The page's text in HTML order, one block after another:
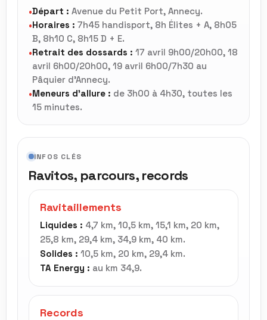
•Départ : Avenue du Petit Port, Annecy.
•Horaires : 7h45 handisport, 8h Élites + A, 8h05
B, 8h10 C, 8h15 D + E.
•Retrait des dossards : 17 avril 9h00/20h00, 18
avril 6h00/20h00, 19 avril 6h00/7h30 au
Pâquier d’Annecy.
•Meneurs d’allure : de 3h00 à 4h30, toutes les
15 minutes.
INFOS CLÉS
Ravitos, parcours, records
Ravitaillements
Liquides : 4,7 km, 10,5 km, 15,1 km, 20 km,
25,8 km, 29,4 km, 34,9 km, 40 km.
Solides : 10,5 km, 20 km, 29,4 km.
TA Energy : au km 34,9.
Records